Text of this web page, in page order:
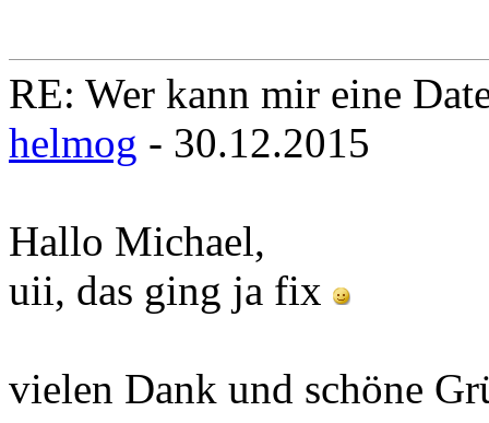
RE: Wer kann mir eine
helmog - 30.12.2015
Hallo Michael,
uii, das ging ja fix
vielen Dank und schöne